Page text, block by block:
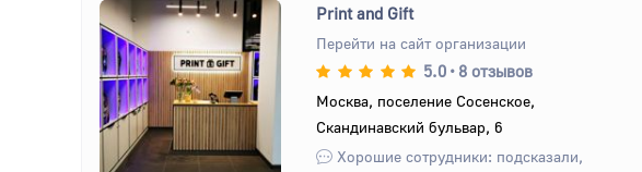
Назад
Print and Gift
Перейти на сайт организации
5.0 • 8 отзывов
Москва, поселение Сосенское,
Скандинавский бульвар, 6
Хорошие сотрудники: подсказали,